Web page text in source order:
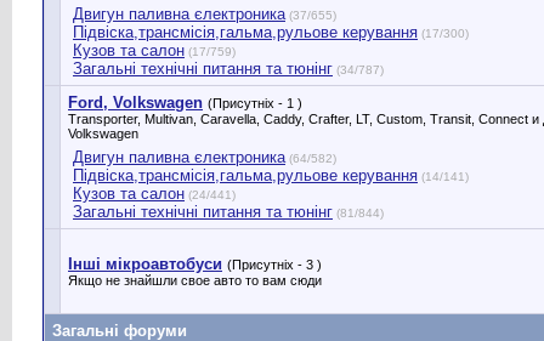
Двигун паливна єлектроника (37/655)
Підвіска,трансмісія,гальма,рульове керування (17/300)
Кузов та салон (17/759)
Загальні технічні питання та тюнінг (34/787)
Ford, Volkswagen (Присутніх - 1 )
Transporter, Multivan, Caravella, Caddy, Crafter, LT, Custom, Transit, Connect и
Volkswagen
Двигун паливна єлектроника (64/582)
Підвіска,трансмісія,гальма,рульове керування (14/141)
Кузов та салон (24/441)
Загальні технічні питання та тюнінг (81/844)
Інші мікроавтобуси (Присутніх - 3 )
Якщо не знайшли свое авто то вам сюди
Загальні форуми